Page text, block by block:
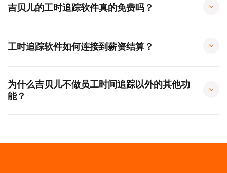
吉贝儿的工时追踪软件真的免费吗？
工时追踪软件如何连接到薪资结算？
为什么吉贝儿不做员工时间追踪以外的其他功
能？